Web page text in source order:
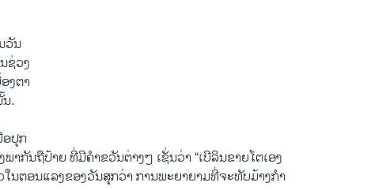
ວັນ​
ຊ່ວງ​
ງ​ຕາ
.
ອ​ປຸກ
ກັນ​ຖື​ປ້າຍ​ ທີ່​ມີ​ຄຳຂວັນ​ຕ່າງໆ​ ເຊັ່ນວ່າ “​ເບີ​ລິນຂາຍ​ໂຕເອງ
ນ​ຕອນ​ແລງ​ຂອງ​ວັນ​ສຸກ​ວ່າ ການ​ພະຍາຍາມ​ທີ່​ຈະ​ທັບ​ມ້າງ​ກໍາ​